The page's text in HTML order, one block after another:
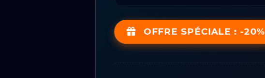
OFFRE SPÉCIALE : -